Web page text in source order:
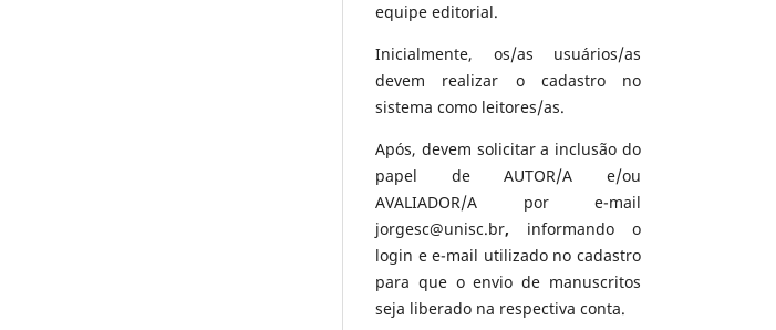
equipe editorial.
Inicialmente, os/as usuários/as
devem realizar o cadastro no
sistema como leitores/as.
Após, devem solicitar a inclusão do
papel de AUTOR/A e/ou
AVALIADOR/A por e-mail
jorgesc@unisc.br, informando o
login e e-mail utilizado no cadastro
para que o envio de manuscritos
seja liberado na respectiva conta.